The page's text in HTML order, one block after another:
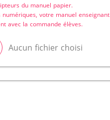
du manuel papier.
votre manuel enseignant
avec la commande élèves.
Aucun fichier choisi